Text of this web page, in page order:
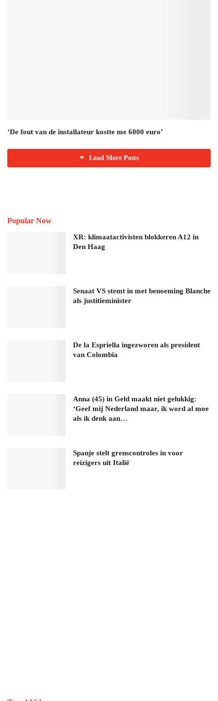
‘De fout van de installateur kostte me 6000 euro’
Load More Posts
Popular Now
XR: klimaatactivisten blokkeren A12 in
Den Haag
Senaat VS stemt in met benoeming Blanche
als justitieminister
De la Espriella ingezworen als president
van Colombia
Anna (45) in Geld maakt niet gelukkig:
‘Geef mij Nederland maar, ik word al moe
als ik denk aan…
Spanje stelt grenscontroles in voor
reizigers uit Italië